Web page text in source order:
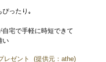
ったり｡
宅で手軽に時短できて
い
レゼント (提供元：athe)